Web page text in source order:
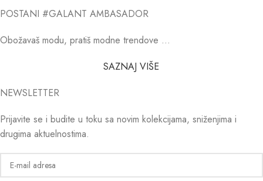
POSTANI #GALANT AMBASADOR
Obožavaš modu, pratiš modne trendove …
SAZNAJ VIŠE
NEWSLETTER
Prijavite se i budite u toku sa novim kolekcijama, sniženjima i
drugima aktuelnostima.